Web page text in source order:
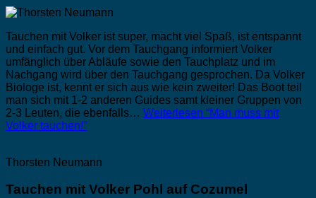
Tauchen mit Volker ist super, macht viel Spaß, ist entspannt
und einfach gut. Vor dem Tauchgang informiert Volker
umfänglich über Abläufe sowie den Tauchplatz und im
Nachgang wird über den Tauchgang gesprochen. Da Volker
Biologe ist, kennt er sich aus wie kein zweiter! Das Boot teil
man sich mit 1-2 anderen Guides samt kleiner Gruppen von
2-3 Leuten, die ebenfalls… Weiterlesen “Man muss mit
Volker tauchen!”
Thorsten Neumann
Tauchen mit Volker Pohl auf Cozumel